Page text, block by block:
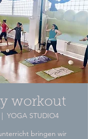
workout
YOGA STUDIO4
bringen wir